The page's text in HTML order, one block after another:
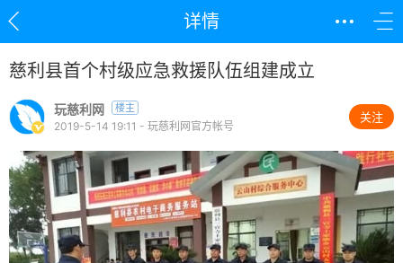
详情
慈利县首个村级应急救援队伍组建成立
玩慈利网 楼主
2019-5-14 19:11 - 玩慈利网官方帐号
关注